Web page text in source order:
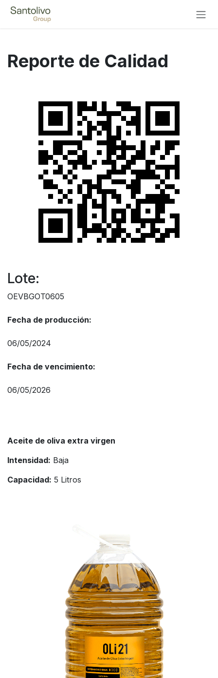
Ir al contenido
Reporte de Calidad
Lote:
OEVBGOT0605
Fecha de producción:
06/05/2024
Fecha de vencimiento:
06/05/2026
Aceite de oliva extra virgen
Intensidad: Baja
Capacidad: 5 Litros